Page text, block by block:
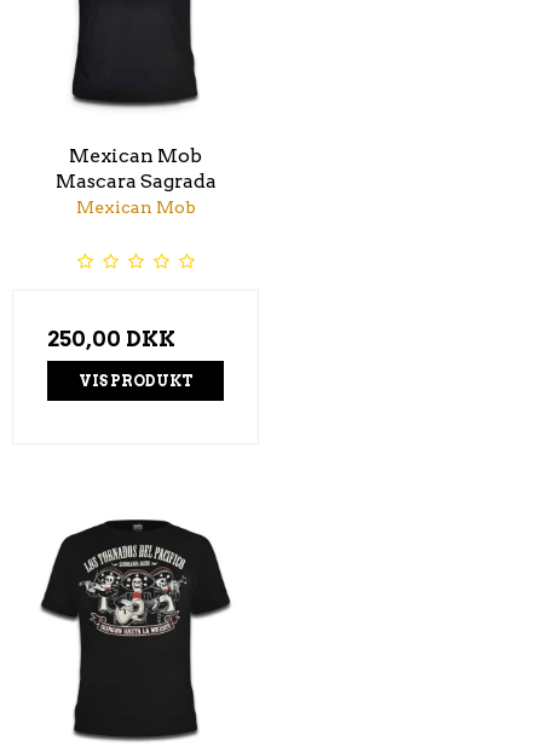
Mexican Mob
Mascara Sagrada
Mexican Mob
250,00 DKK
VIS PRODUKT